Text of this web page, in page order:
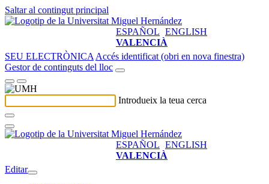
Saltar al contingut principal
ESPAÑOL ENGLISH
VALENCIÀ
SEU ELECTRÒNICA Accés identificat (obri en nova finestra)
Gestor de continguts del lloc
Introdueix la teua cerca
ESPAÑOL ENGLISH
VALENCIÀ
Editar